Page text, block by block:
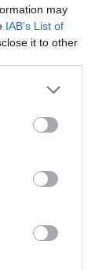
may
IAB’s List of
it to other
more Google
may click to
tags to
Google
κάδων